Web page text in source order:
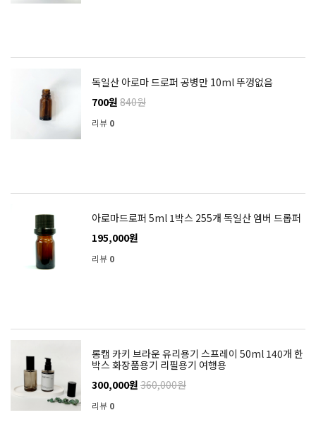
독일산 아로마 드로퍼 공병만 10ml 뚜껑없음
700원 840원
리뷰 0
아로마드로퍼 5ml 1박스 255개 독일산 엠버 드롭퍼
195,000원
리뷰 0
롱캡 카키 브라운 유리용기 스프레이 50ml 140개 한
박스 화장품용기 리필용기 여행용
300,000원 360,000원
리뷰 0